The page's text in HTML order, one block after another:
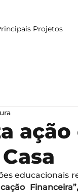
Projetos
educacionais
Financeira”,